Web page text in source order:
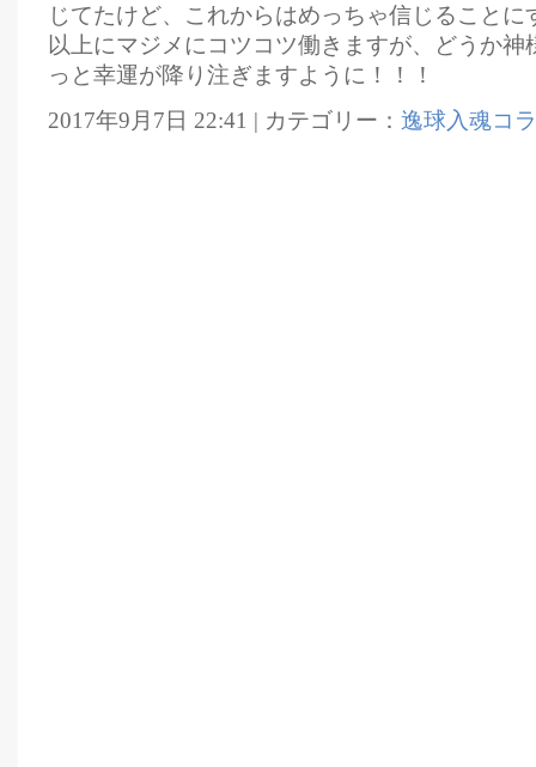
じてたけど、これからはめっちゃ信じること
以上にマジメにコツコツ働きますが、どうか神
っと幸運が降り注ぎますように！！！
2017年9月7日 22:41 | カテゴリー： 逸球入魂コ